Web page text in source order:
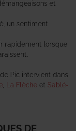
et
un sentiment
rapidement lorsque
de Pic intervient dans
La Flèche et Sablé-
DE